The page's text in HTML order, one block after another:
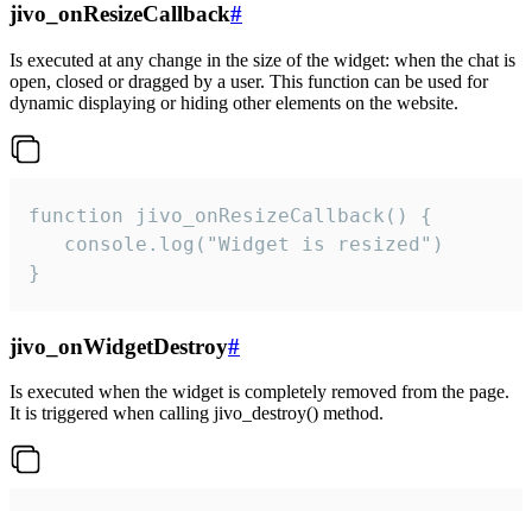
jivo_onResizeCallback#
Is executed at any change in the size of the widget: when the chat is
open, closed or dragged by a user. This function can be used for
dynamic displaying or hiding other elements on the website.
function jivo_onResizeCallback() {
   console.log("Widget is resized")
}
jivo_onWidgetDestroy#
Is executed when the widget is completely removed from the page.
It is triggered when calling jivo_destroy() method.